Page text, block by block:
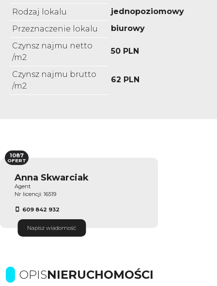
Rodzaj lokalu
jednopoziomowy
Przeznaczenie lokalu
biurowy
Czynsz najmu netto
/m2
50 PLN
Czynsz najmu brutto
/m2
62 PLN
Anna Skwarciak
Agent
Nr licencji: 16519
609 842 932
Napisz wiadomość
1087
OFERT
OPISNIERUCHOMOŚCI